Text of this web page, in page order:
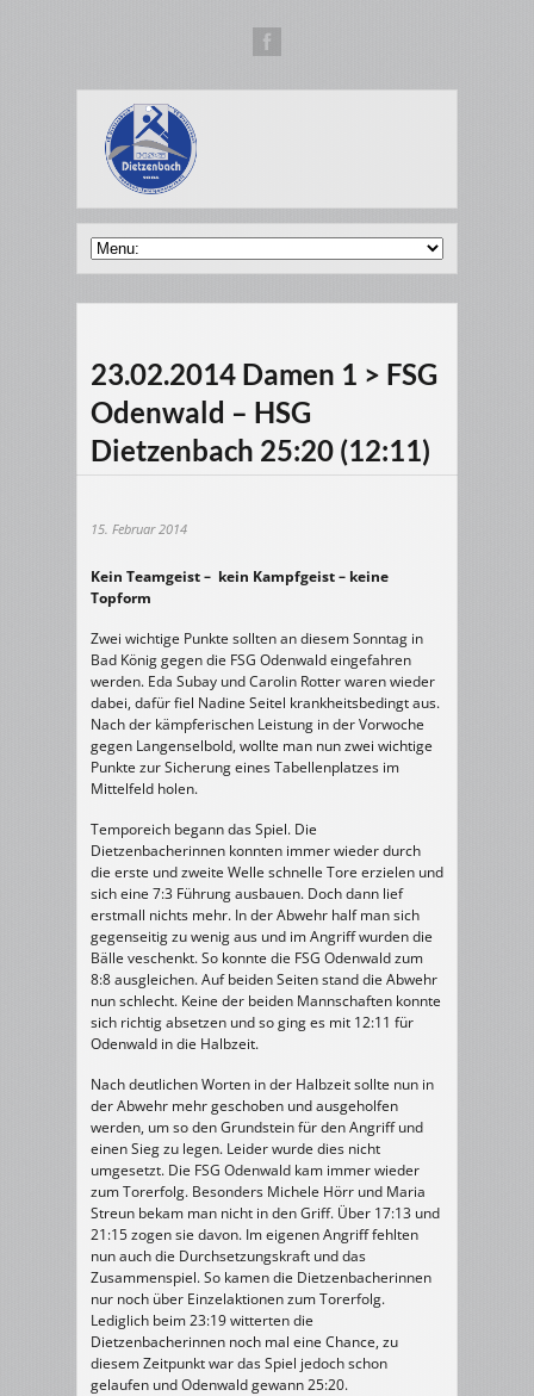
23.02.2014 Damen 1 > FSG
Odenwald – HSG
Dietzenbach 25:20 (12:11)
15. Februar 2014
Kein Teamgeist – kein Kampfgeist – keine
Topform
Zwei wichtige Punkte sollten an diesem Sonntag in
Bad König gegen die FSG Odenwald eingefahren
werden. Eda Subay und Carolin Rotter waren wieder
dabei, dafür fiel Nadine Seitel krankheitsbedingt aus.
Nach der kämpferischen Leistung in der Vorwoche
gegen Langenselbold, wollte man nun zwei wichtige
Punkte zur Sicherung eines Tabellenplatzes im
Mittelfeld holen.
Temporeich begann das Spiel. Die
Dietzenbacherinnen konnten immer wieder durch
die erste und zweite Welle schnelle Tore erzielen und
sich eine 7:3 Führung ausbauen. Doch dann lief
erstmall nichts mehr. In der Abwehr half man sich
gegenseitig zu wenig aus und im Angriff wurden die
Bälle veschenkt. So konnte die FSG Odenwald zum
8:8 ausgleichen. Auf beiden Seiten stand die Abwehr
nun schlecht. Keine der beiden Mannschaften konnte
sich richtig absetzen und so ging es mit 12:11 für
Odenwald in die Halbzeit.
Nach deutlichen Worten in der Halbzeit sollte nun in
der Abwehr mehr geschoben und ausgeholfen
werden, um so den Grundstein für den Angriff und
einen Sieg zu legen. Leider wurde dies nicht
umgesetzt. Die FSG Odenwald kam immer wieder
zum Torerfolg. Besonders Michele Hörr und Maria
Streun bekam man nicht in den Griff. Über 17:13 und
21:15 zogen sie davon. Im eigenen Angriff fehlten
nun auch die Durchsetzungskraft und das
Zusammenspiel. So kamen die Dietzenbacherinnen
nur noch über Einzelaktionen zum Torerfolg.
Lediglich beim 23:19 witterten die
Dietzenbacherinnen noch mal eine Chance, zu
diesem Zeitpunkt war das Spiel jedoch schon
gelaufen und Odenwald gewann 25:20.